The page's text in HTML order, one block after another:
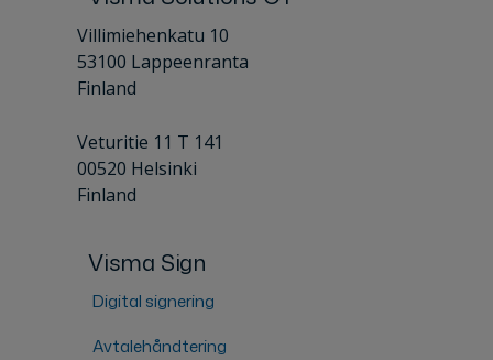
Villimiehenkatu 10
53100 Lappeenranta
Finland
Veturitie 11 T 141
00520 Helsinki
Finland
Visma Sign
Digital signering
Avtalehåndtering